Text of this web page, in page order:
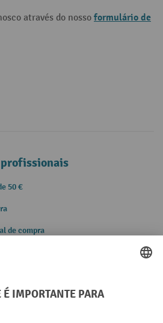
através do nosso formulário de
50 €
de compra